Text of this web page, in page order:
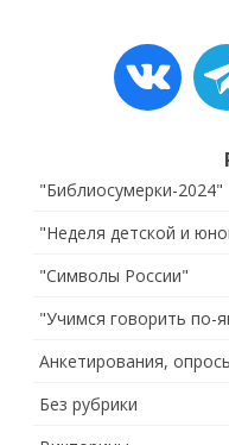
"Библиосумерки-2024"
"Неделя детской и
"Символы России"
"Учимся говорить по-
Анкетирования,
Без рубрики